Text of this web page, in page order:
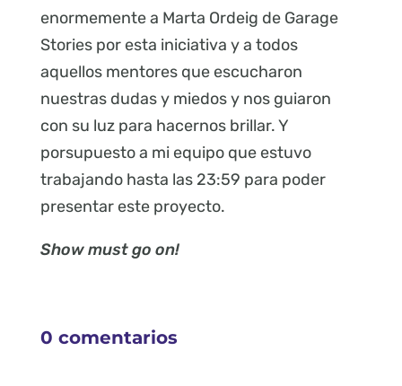
enormemente a Marta Ordeig de Garage
Stories por esta iniciativa y a todos
aquellos mentores que escucharon
nuestras dudas y miedos y nos guiaron
con su luz para hacernos brillar. Y
porsupuesto a mi equipo que estuvo
trabajando hasta las 23:59 para poder
presentar este proyecto.
Show must go on!
0 comentarios